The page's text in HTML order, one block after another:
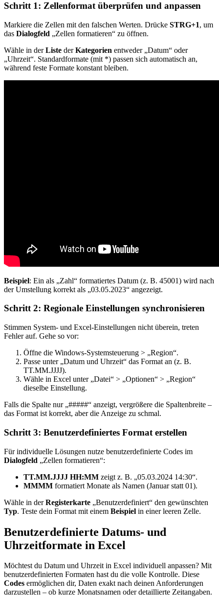
Schritt 1: Zellenformat überprüfen und anpassen
Markiere die Zellen mit den falschen Werten. Drücke STRG+1, um
das Dialogfeld „Zellen formatieren“ zu öffnen.
Wähle in derListe derKategorien entweder „Datum“ oder
„Uhrzeit“. Standardformate (mit *) passen sich automatisch an,
während feste Formate konstant bleiben.
Beispiel: Ein als „Zahl“ formatiertes Datum (z. B. 45001) wird nach
der Umstellung korrekt als „03.05.2023“ angezeigt.
Schritt 2: Regionale Einstellungen synchronisieren
Stimmen System- und Excel-Einstellungen nicht überein, treten
Fehler auf. Gehe so vor:
Öffne die Windows-Systemsteuerung > „Region“.
Passe unter „Datum und Uhrzeit“ das Format an (z. B.
TT.MM.JJJJ).
Wähle in Excel unter „Datei“ > „Optionen“ > „Region“
dieselbe Einstellung.
Falls die Spalte nur „#####“ anzeigt, vergrößere die Spaltenbreite –
das Format ist korrekt, aber die Anzeige zu schmal.
Schritt 3: Benutzerdefiniertes Format erstellen
Für individuelle Lösungen nutze benutzerdefinierte Codes im
Dialogfeld „Zellen formatieren“:
TT.MM.JJJJ HH:MM zeigt z. B. „05.03.2024 14:30“.
MMMM formatiert Monate als Namen (Januar statt 01).
Wähle in derRegisterkarte „Benutzerdefiniert“ den gewünschten
Typ. Teste dein Format mit einem Beispiel in einer leeren Zelle.
Benutzerdefinierte Datums- und
Uhrzeitformate in Excel
Möchtest du Datum und Uhrzeit in Excel individuell anpassen? Mit
benutzerdefinierten Formaten hast du die volle Kontrolle. Diese
Codes ermöglichen dir, Daten exakt nach deinen Anforderungen
darzustellen – ob kurze Monatsnamen oder detaillierte Zeitangaben.